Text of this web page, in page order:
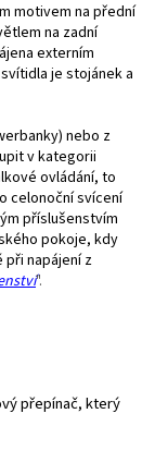
motivem na přední
na zadní
externím
je stojánek a
nebo z
v kategorii
ovládání, to
celonoční svícení
příslušenstvím
pokoje, kdy
napájení z
".
přepínač, který